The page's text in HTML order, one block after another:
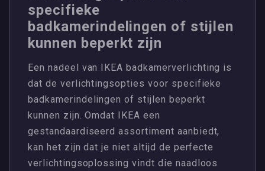
specifieke
badkamerindelingen of stijlen
kunnen beperkt zijn
Een nadeel van IKEA badkamerverlichting is
dat de verlichtingsopties voor specifieke
badkamerindelingen of stijlen beperkt
kunnen zijn. Omdat IKEA een
gestandaardiseerd assortiment aanbiedt,
kan het zijn dat je niet altijd de perfecte
verlichtingsoplossing vindt die naadloos